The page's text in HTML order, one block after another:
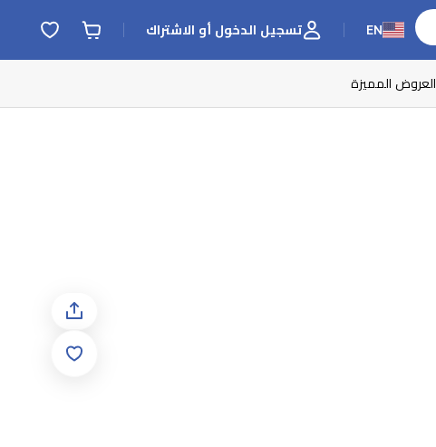
EN تسجيل الدخول أو الاشتراك
العروض المميزة